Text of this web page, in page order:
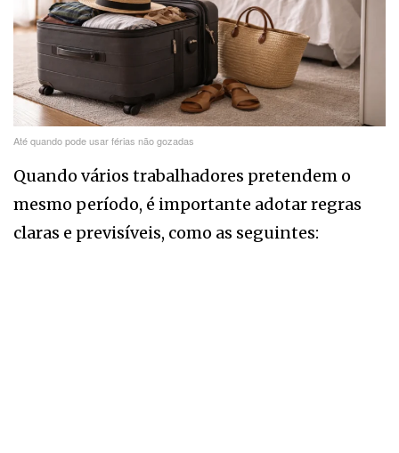
Até quando pode usar férias não gozadas
Quando vários trabalhadores pretendem o
mesmo período, é importante adotar regras
claras e previsíveis, como as seguintes: